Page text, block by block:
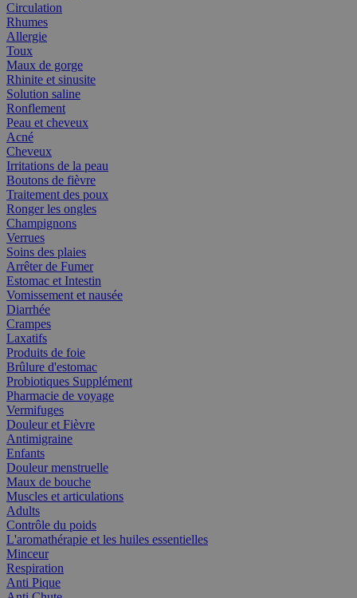
Circulation
Rhumes
Allergie
Toux
Maux de gorge
Rhinite et sinusite
Solution saline
Ronflement
Peau et cheveux
Acné
Cheveux
Irritations de la peau
Boutons de fièvre
Traitement des poux
Ronger les ongles
Champignons
Verrues
Soins des plaies
Arrêter de Fumer
Estomac et Intestin
Vomissement et nausée
Diarrhée
Crampes
Laxatifs
Produits de foie
Brûlure d'estomac
Probiotiques Supplément
Pharmacie de voyage
Vermifuges
Douleur et Fièvre
Antimigraine
Enfants
Douleur menstruelle
Maux de bouche
Muscles et articulations
Adults
Contrôle du poids
L'aromathérapie et les huiles essentielles
Minceur
Respiration
Anti Pique